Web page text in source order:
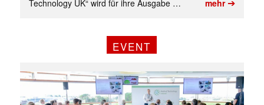
Technology UK“ wird für ihre Ausgabe …
mehr
EVENT